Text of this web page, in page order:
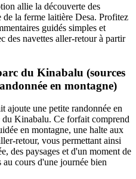
allie la découverte des
la ferme laitière Desa. Profitez
guidés simples et
des navettes aller-retour à partir
du Kinabalu (sources
en montagne)
ajoute une petite randonnée en
du Kinabalu. Ce forfait comprend
en montagne, une halte aux
retour, vous permettant ainsi
des paysages et d'un moment de
au cours d'une journée bien